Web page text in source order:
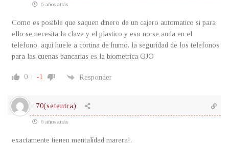
6 años atrás
Como es posible que saquen dinero de un cajero automatico si para
ello se necesita la clave y el plastico y eso no se anda en el
telefono, aqui huele a cortina de humo, la seguridad de los telefonos
para las cuenas bancarias es la biometrica OJO
0 -1 Responder
70(setentra)
6 años atrás
exactamente tienen mentalidad marera!.